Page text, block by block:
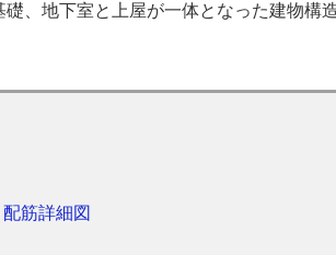
、地下室と上屋が一体となった建物構
筋詳細図